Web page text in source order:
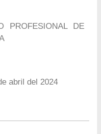
PROFESIONAL DE
abril del 2024